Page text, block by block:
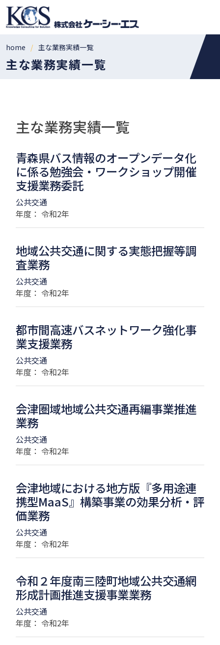
home 主な業務実績一覧
主な業務実績一覧
主な業務実績一覧
青森県バス情報のオープンデータ化
に係る勉強会・ワークショップ開催
支援業務委託
公共交通
年度： 令和2年
地域公共交通に関する実態把握等調
査業務
公共交通
年度： 令和2年
都市間高速バスネットワーク強化事
業支援業務
公共交通
年度： 令和2年
会津圏域地域公共交通再編事業推進
業務
公共交通
年度： 令和2年
会津地域における地方版『多用途連
携型MaaS』構築事業の効果分析・評
価業務
公共交通
年度： 令和2年
令和２年度南三陸町地域公共交通網
形成計画推進支援事業業務
公共交通
年度： 令和2年